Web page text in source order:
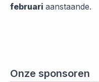
februari aanstaande.
Onze sponsoren